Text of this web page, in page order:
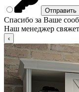
Спасибо за Ваше
Наш менеджер